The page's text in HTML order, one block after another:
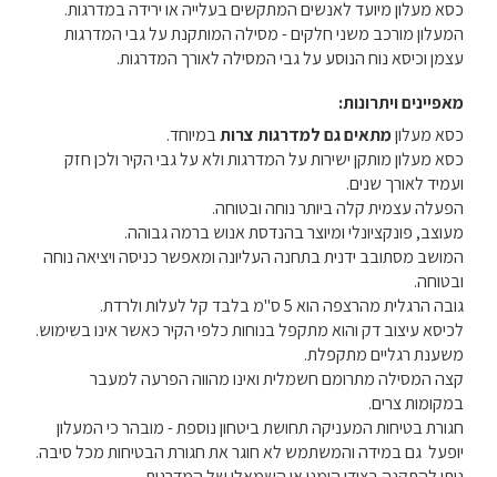
כסא מעלון מיועד לאנשים המתקשים בעלייה או ירידה במדרגות.
המעלון מורכב משני חלקים - מסילה המותקנת על גבי המדרגות
עצמן וכיסא נוח הנוסע על גבי המסילה לאורך המדרגות.
מאפיינים ויתרונות:
כסא מעלוןמתאים גם למדרגות צרותבמיוחד.
כסא מעלון מותקן ישירות על המדרגות ולא על גבי הקיר ולכן חזק
ועמיד לאורך שנים.
הפעלה עצמית קלה ביותר נוחה ובטוחה.
מעוצב, פונקציונלי ומיוצר בהנדסת אנוש ברמה גבוהה.
המושב מסתובב ידנית בתחנה העליונה ומאפשר כניסה ויציאה נוחה
ובטוחה.
גובה הרגלית מהרצפה הוא 5 ס"מ בלבד קל לעלות ולרדת.
לכיסא עיצוב דק והוא מתקפל בנוחות כלפי הקיר כאשר אינו בשימוש.
משענת רגליים מתקפלת.
קצה המסילה מתרומם חשמלית ואינו מהווה הפרעה למעבר
במקומות צרים.
חגורת בטיחות המעניקה תחושת ביטחון נוספת - מובהר כי המעלון
יופעל גם במידה והמשתמש לא חוגר את חגורת הבטיחות מכל סיבה.